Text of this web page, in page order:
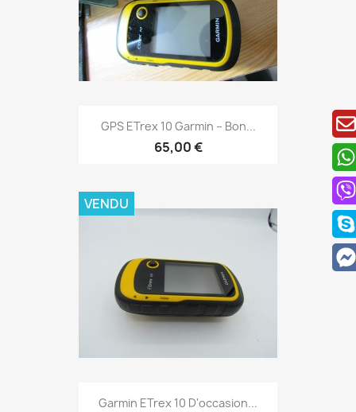
Aperçu rapide
GPS ETrex 10 Garmin – Bon...
65,00 €
Aperçu rapide
Garmin ETrex 10 D'occasion...
VENDU